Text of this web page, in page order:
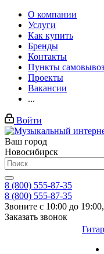
О компании
Услуги
Как купить
Бренды
Контакты
Пункты
Проекты
Вакансии
...
Войти
Ваш город
Новосибирск
8 (800) 555-87-35
8 (800) 555-87-35
Звоните с 10:00 до
Заказать звонок